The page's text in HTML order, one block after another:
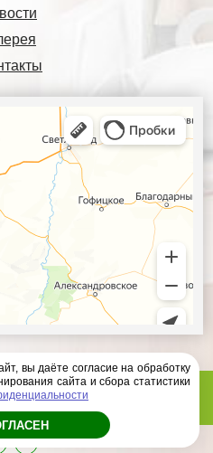
Ателлас - 2026 год
вы даёте согласие на обработку
сайта и сбора статистики